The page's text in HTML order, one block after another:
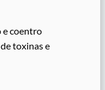
e coentro
toxinas e